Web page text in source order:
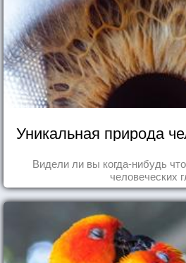
Уникальная природа
Видели ли вы когда-нибудь
человеческих